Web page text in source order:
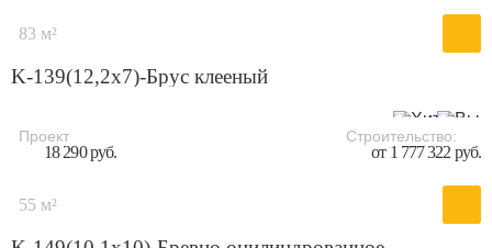
83 м²
K-139(12,2х7)-Брус клееный
Проект
18 290 руб.
Строительство:
от 1 777 322 руб.
55 м²